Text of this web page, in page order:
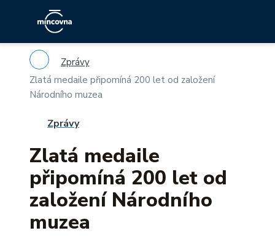
Zprávy
Zlatá medaile připomíná 200 let od založení
Národního muzea
Zprávy
Zlatá medaile
připomíná 200 let od
založení Národního
muzea